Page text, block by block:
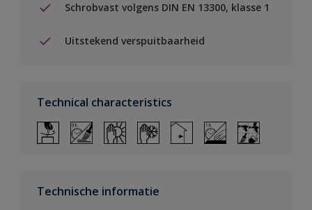
Schrobvast volgens DIN EN 13300, klasse 1
Uitstekend verspuitbaarheid
Technical characteristics
Technische informatie